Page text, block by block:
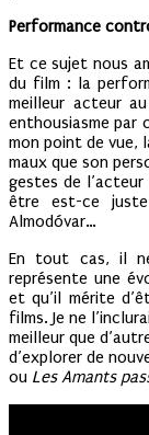
Performance
Et ce sujet nous
du film : la
meilleur acteur
enthousiasme par
mon point de vue,
maux que son
gestes de
être est-ce
Almodóvar…
En tout cas, il
représente une
et qu’il mérite
films. Je ne
meilleur que
d’explorer de
ou Les Amants